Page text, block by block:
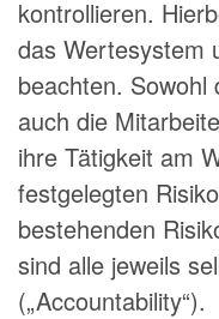
kontrollieren.
das Wertesystem
beachten.
auch die
ihre Tätigkeit am
festgelegten
bestehenden
sind alle jeweils
(„Accountability“).